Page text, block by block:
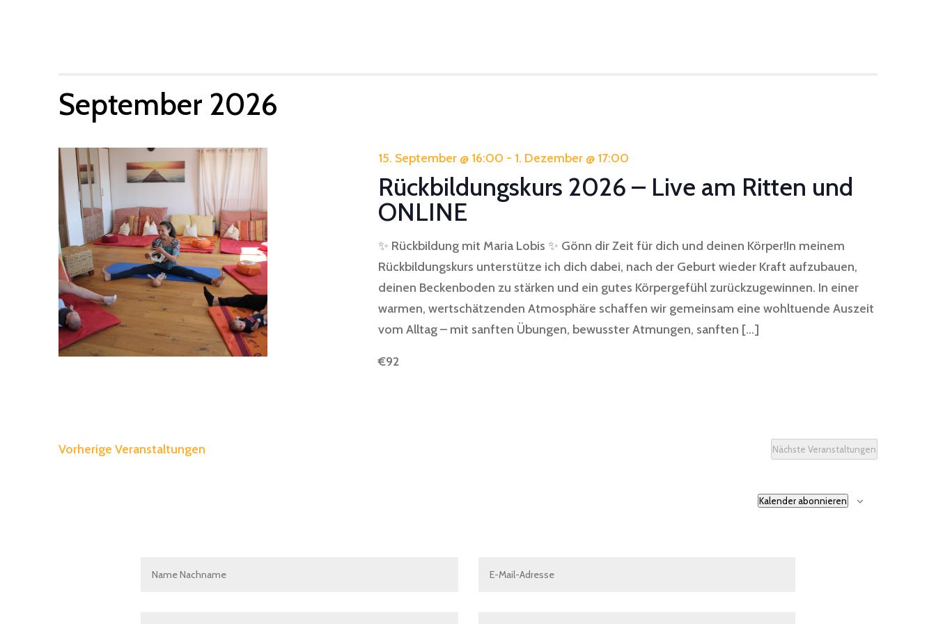
September 2026
Rückbildungskurs 2026 – Live am Ritten und
ONLINE
15. September @ 16:00 - 1. Dezember @ 17:00
✨ Rückbildung mit Maria Lobis ✨ Gönn dir Zeit für dich und deinen Körper!In meinem
Rückbildungskurs unterstütze ich dich dabei, nach der Geburt wieder Kraft aufzubauen,
deinen Beckenboden zu stärken und ein gutes Körpergefühl zurückzugewinnen. In einer
warmen, wertschätzenden Atmosphäre schaffen wir gemeinsam eine wohltuende Auszeit
vom Alltag – mit sanften Übungen, bewusster Atmungen, sanften […]
€92
Vorherige Veranstaltungen Nächste Veranstaltungen
Kalender abonnieren